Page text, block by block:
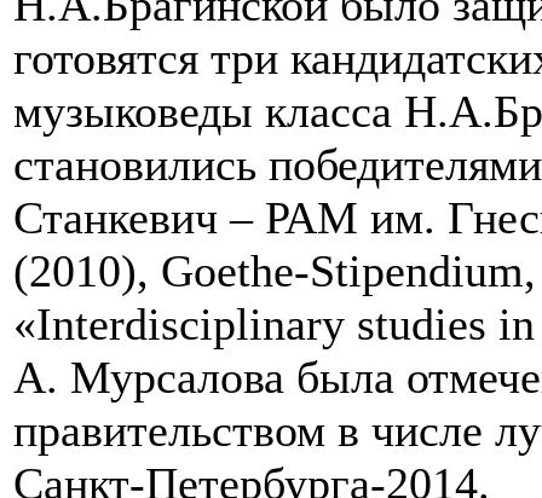
готовятся три
музыковеды класса
становились
Станкевич – РАМ им.
(2010), Goethe-
«Interdisciplinary studies
А. Мурсалова была
правительством в числе
Санкт-Петербурга-2014.